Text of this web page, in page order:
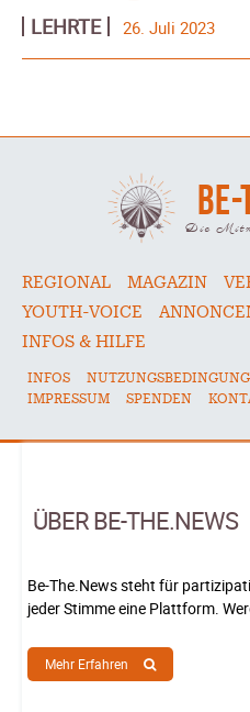
LEHRTE 26. Juli 2023
Die
REGIONAL MAGAZIN
YOUTH-VOICE
INFOS & HILFE
INFOS
IMPRESSUM
SPENDEN
ÜBER BE-THE.NEWS
Be-The.News steht für
jeder Stimme eine Plattform.
Mehr Erfahren